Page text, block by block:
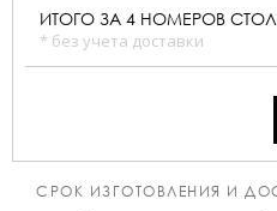
ИТОГО ЗА 4 НОМЕРОВ
* без учета доставки
СРОК ИЗГОТОВЛЕНИЯ И